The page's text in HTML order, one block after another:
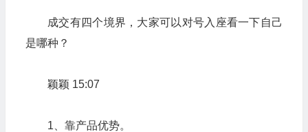
成交有四个境界，大家可以对号入座看一下自己
是哪种？
颖颖 15:07
1、靠产品优势。